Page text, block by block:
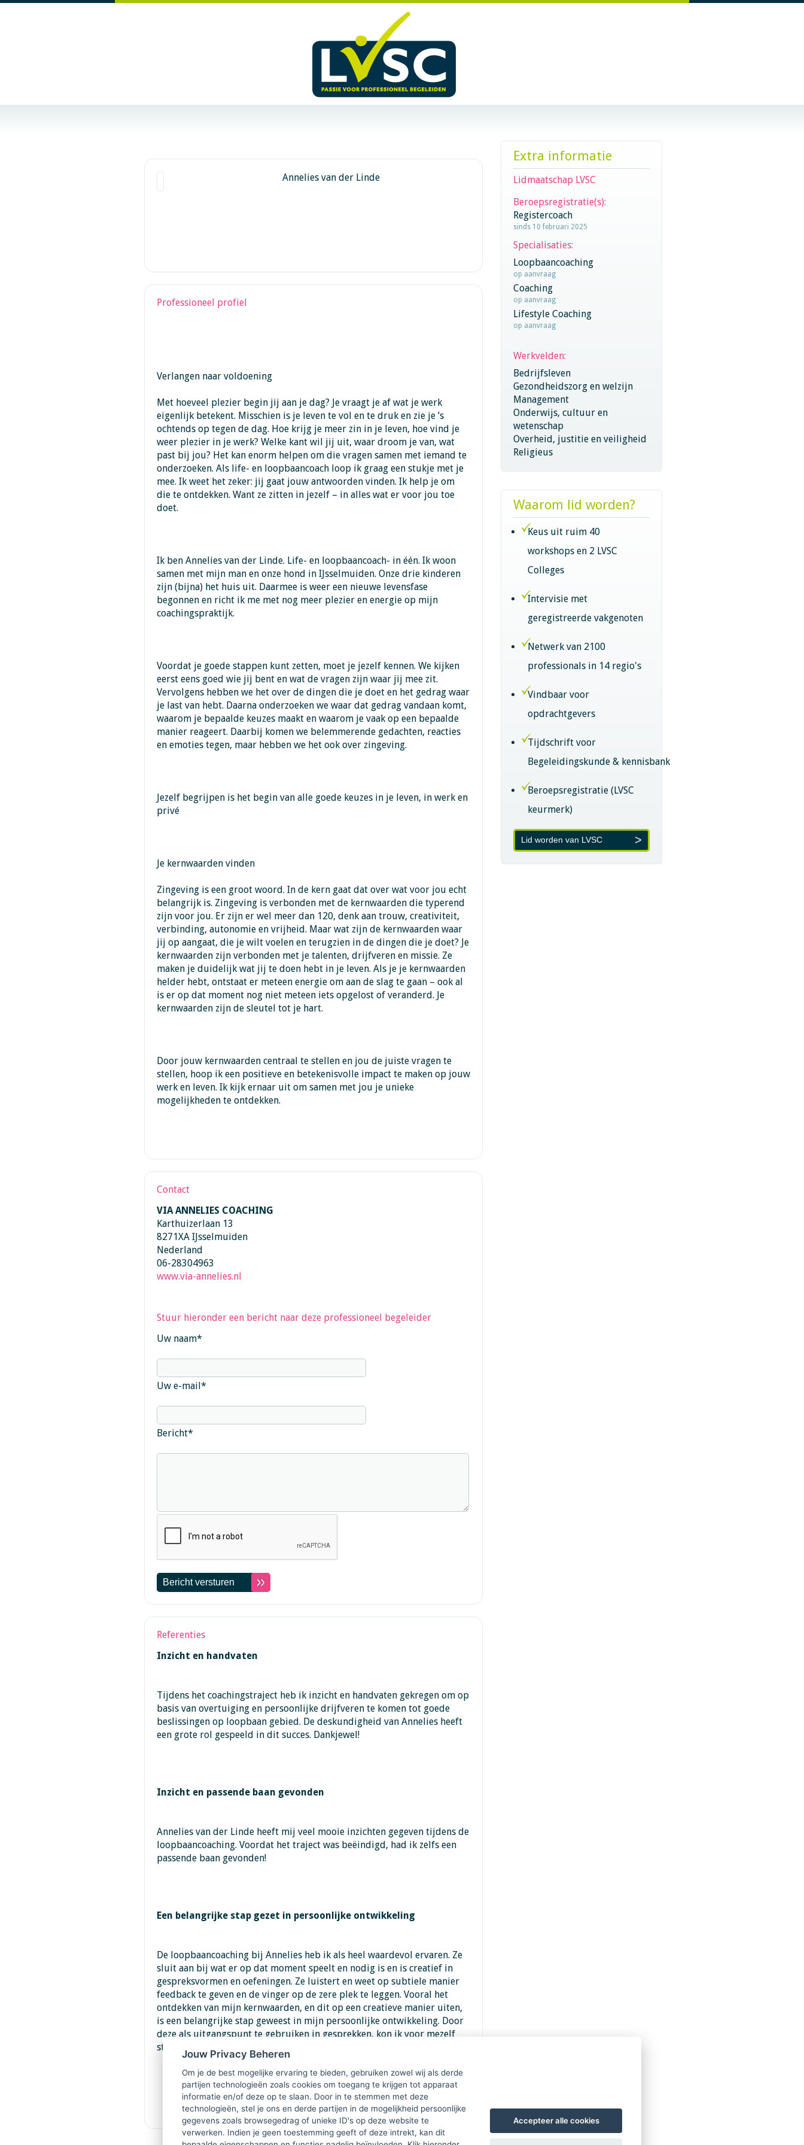
Annelies van der Linde
Professioneel profiel
Verlangen naar voldoening
Met hoeveel plezier begin jij aan je dag? Je vraagt je af wat je werk
eigenlijk betekent. Misschien is je leven te vol en te druk en zie je ’s
ochtends op tegen de dag. Hoe krijg je meer zin in je leven, hoe vind je
weer plezier in je werk? Welke kant wil jij uit, waar droom je van, wat
past bij jou? Het kan enorm helpen om die vragen samen met iemand te
onderzoeken. Als life- en loopbaancoach loop ik graag een stukje met je
mee. Ik weet het zeker: jij gaat jouw antwoorden vinden. Ik help je om
die te ontdekken. Want ze zitten in jezelf – in alles wat er voor jou toe
doet.
Ik ben Annelies van der Linde. Life- en loopbaancoach- in één. Ik woon
samen met mijn man en onze hond in IJsselmuiden. Onze drie kinderen
zijn (bijna) het huis uit. Daarmee is weer een nieuwe levensfase
begonnen en richt ik me met nog meer plezier en energie op mijn
coachingspraktijk.
Voordat je goede stappen kunt zetten, moet je jezelf kennen. We kijken
eerst eens goed wie jij bent en wat de vragen zijn waar jij mee zit.
Vervolgens hebben we het over de dingen die je doet en het gedrag waar
je last van hebt. Daarna onderzoeken we waar dat gedrag vandaan komt,
waarom je bepaalde keuzes maakt en waarom je vaak op een bepaalde
manier reageert. Daarbij komen we belemmerende gedachten, reacties
en emoties tegen, maar hebben we het ook over zingeving.
Jezelf begrijpen is het begin van alle goede keuzes in je leven, in werk en
privé
Je kernwaarden vinden
Zingeving is een groot woord. In de kern gaat dat over wat voor jou echt
belangrijk is. Zingeving is verbonden met de kernwaarden die typerend
zijn voor jou. Er zijn er wel meer dan 120, denk aan trouw, creativiteit,
verbinding, autonomie en vrijheid. Maar wat zijn de kernwaarden waar
jij op aangaat, die je wilt voelen en terugzien in de dingen die je doet? Je
kernwaarden zijn verbonden met je talenten, drijfveren en missie. Ze
maken je duidelijk wat jij te doen hebt in je leven. Als je je kernwaarden
helder hebt, ontstaat er meteen energie om aan de slag te gaan – ook al
is er op dat moment nog niet meteen iets opgelost of veranderd. Je
kernwaarden zijn de sleutel tot je hart.
Door jouw kernwaarden centraal te stellen en jou de juiste vragen te
stellen, hoop ik een positieve en betekenisvolle impact te maken op jouw
werk en leven. Ik kijk ernaar uit om samen met jou je unieke
mogelijkheden te ontdekken.
Contact
VIA ANNELIES COACHING
Karthuizerlaan 13
8271XA IJsselmuiden
Nederland
06-28304963
www.via-annelies.nl
Stuur hieronder een bericht naar deze professioneel begeleider
Uw naam*
Uw e-mail*
Bericht*
Referenties
Inzicht en handvaten
Tijdens het coachingstraject heb ik inzicht en handvaten gekregen om op
basis van overtuiging en persoonlijke drijfveren te komen tot goede
beslissingen op loopbaan gebied. De deskundigheid van Annelies heeft
een grote rol gespeeld in dit succes. Dankjewel!
Inzicht en passende baan gevonden
Annelies van der Linde heeft mij veel mooie inzichten gegeven tijdens de
loopbaancoaching. Voordat het traject was beëindigd, had ik zelfs een
passende baan gevonden!
Een belangrijke stap gezet in persoonlijke ontwikkeling
De loopbaancoaching bij Annelies heb ik als heel waardevol ervaren. Ze
sluit aan bij wat er op dat moment speelt en nodig is en is creatief in
gespreksvormen en oefeningen. Ze luistert en weet op subtiele manier
feedback te geven en de vinger op de zere plek te leggen. Vooral het
ontdekken van mijn kernwaarden, en dit op een creatieve manier uiten,
is een belangrijke stap geweest in mijn persoonlijke ontwikkeling. Door
deze als uitgangspunt te gebruiken in gesprekken, kon ik voor mezelf
steeds beter toetsen of dit passend was voor mij.
Extra informatie
Lidmaatschap LVSC
Beroepsregistratie(s):
Registercoach
sinds 10 februari 2025
Specialisaties:
Loopbaancoaching
op aanvraag
Coaching
op aanvraag
Lifestyle Coaching
op aanvraag
Werkvelden:
Bedrijfsleven
Gezondheidszorg en welzijn
Management
Onderwijs, cultuur en
wetenschap
Overheid, justitie en veiligheid
Religieus
Waarom lid worden?
Keus uit ruim 40
workshops en 2 LVSC
Colleges
Intervisie met
geregistreerde vakgenoten
Netwerk van 2100
professionals in 14 regio's
Vindbaar voor
opdrachtgevers
Tijdschrift voor
Begeleidingskunde & kennisbank
Beroepsregistratie (LVSC
keurmerk)
Lid worden van LVSC
Jouw Privacy Beheren
Om je de best mogelijke ervaring te bieden, gebruiken zowel wij als derde
partijen technologieën zoals cookies om toegang te krijgen tot apparaat
informatie en/of deze op te slaan. Door in te stemmen met deze
technologieën, stel je ons en derde partijen in de mogelijkheid persoonlijke
gegevens zoals browsegedrag of unieke ID's op deze website te
verwerken. Indien je geen toestemming geeft of deze intrekt, kan dit
Accepteer alle cookies